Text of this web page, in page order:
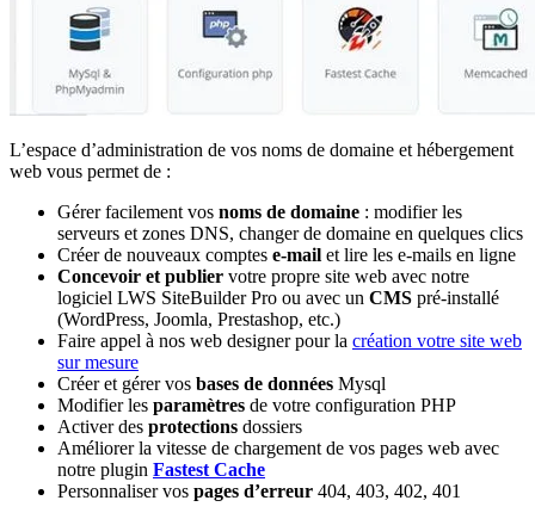
L’espace d’administration de vos noms de domaine et hébergement
web vous permet de :
Gérer facilement vos noms de domaine : modifier les
serveurs et zones DNS, changer de domaine en quelques clics
Créer de nouveaux comptes e-mail et lire les e-mails en ligne
Concevoir et publier votre propre site web avec notre
logiciel LWS SiteBuilder Pro ou avec un CMS pré-installé
(WordPress, Joomla, Prestashop, etc.)
Faire appel à nos web designer pour la création votre site web
sur mesure
Créer et gérer vos bases de données Mysql
Modifier les paramètres de votre configuration PHP
Activer des protections dossiers
Améliorer la vitesse de chargement de vos pages web avec
notre plugin Fastest Cache
Personnaliser vos pages d’erreur 404, 403, 402, 401